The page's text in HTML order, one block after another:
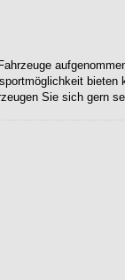
bieten
Sie sich gern